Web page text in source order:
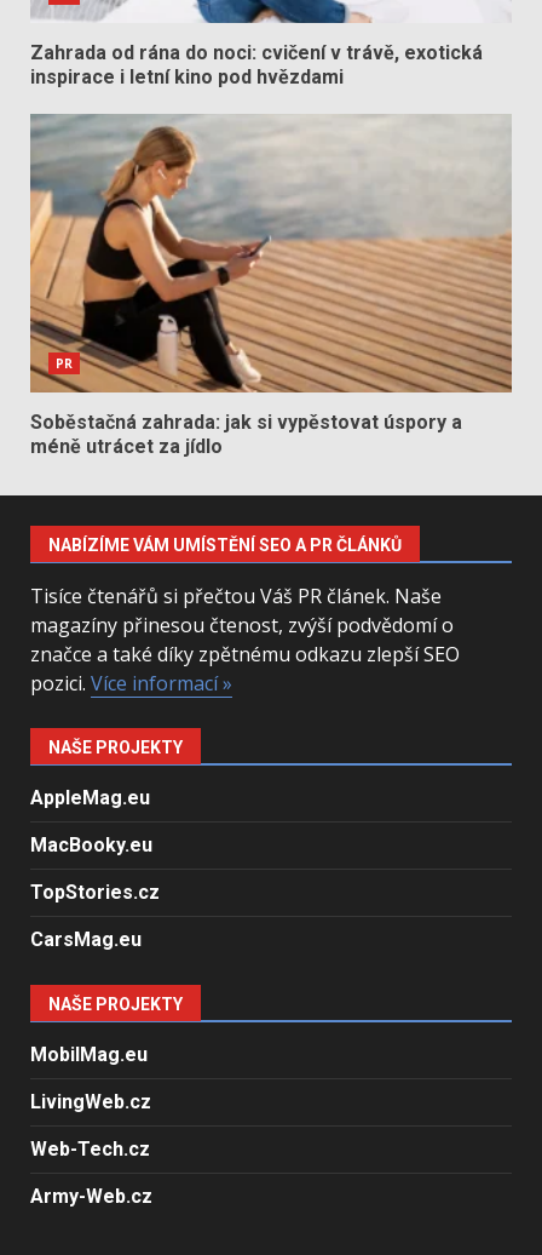
Zahrada od rána do noci: cvičení v trávě, exotická
inspirace i letní kino pod hvězdami
PR
Soběstačná zahrada: jak si vypěstovat úspory a
méně utrácet za jídlo
NABÍZÍME VÁM UMÍSTĚNÍ SEO A PR ČLÁNKŮ
Tisíce čtenářů si přečtou Váš PR článek. Naše
magazíny přinesou čtenost, zvýší podvědomí o
značce a také díky zpětnému odkazu zlepší SEO
pozici. Více informací »
NAŠE PROJEKTY
AppleMag.eu
MacBooky.eu
TopStories.cz
CarsMag.eu
NAŠE PROJEKTY
MobilMag.eu
LivingWeb.cz
Web-Tech.cz
Army-Web.cz